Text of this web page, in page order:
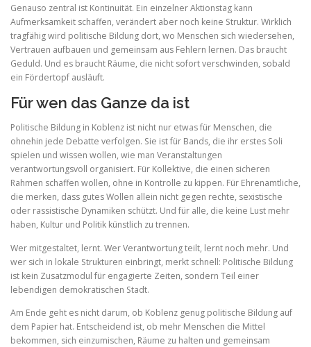
Genauso zentral ist Kontinuität. Ein einzelner Aktionstag kann
Aufmerksamkeit schaffen, verändert aber noch keine Struktur. Wirklich
tragfähig wird politische Bildung dort, wo Menschen sich wiedersehen,
Vertrauen aufbauen und gemeinsam aus Fehlern lernen. Das braucht
Geduld. Und es braucht Räume, die nicht sofort verschwinden, sobald
ein Fördertopf ausläuft.
Für wen das Ganze da ist
Politische Bildung in Koblenz ist nicht nur etwas für Menschen, die
ohnehin jede Debatte verfolgen. Sie ist für Bands, die ihr erstes Soli
spielen und wissen wollen, wie man Veranstaltungen
verantwortungsvoll organisiert. Für Kollektive, die einen sicheren
Rahmen schaffen wollen, ohne in Kontrolle zu kippen. Für Ehrenamtliche,
die merken, dass gutes Wollen allein nicht gegen rechte, sexistische
oder rassistische Dynamiken schützt. Und für alle, die keine Lust mehr
haben, Kultur und Politik künstlich zu trennen.
Wer mitgestaltet, lernt. Wer Verantwortung teilt, lernt noch mehr. Und
wer sich in lokale Strukturen einbringt, merkt schnell: Politische Bildung
ist kein Zusatzmodul für engagierte Zeiten, sondern Teil einer
lebendigen demokratischen Stadt.
Am Ende geht es nicht darum, ob Koblenz genug politische Bildung auf
dem Papier hat. Entscheidend ist, ob mehr Menschen die Mittel
bekommen, sich einzumischen, Räume zu halten und gemeinsam